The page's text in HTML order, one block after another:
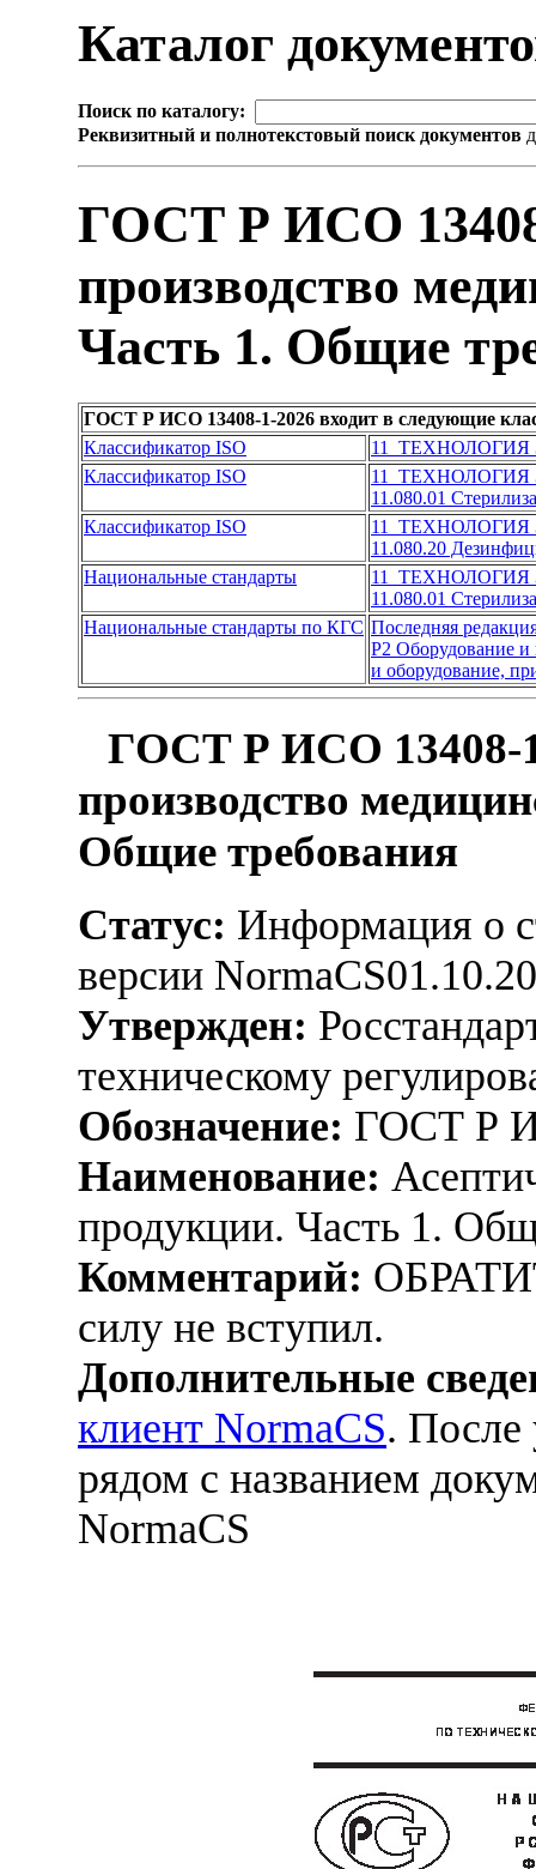
Каталог
Поиск по каталогу:
Реквизитный и полнотекстовый поиск документов
ГОСТ Р ИСО
производство
Часть 1. Общие
ГОСТ Р ИСО 13408-1-2026 входит в следующие
Классификатор ISO
11
Классификатор ISO
11
11.080.01
Классификатор ISO
11
11.080.20
Национальные стандарты
11
11.080.01
Национальные стандарты по КГС Последняя
Р2 Оборудование
и оборудование,
ГОСТ Р ИСО 13408-
производство
Общие требования
Статус: Информация о
версии
Утвержден:
техническому
Обозначение: ГОСТ Р
Наименование:
продукции. Часть 1.
Комментарий:
силу не вступил.
Дополнительные
клиент NormaCS. После
рядом с названием
NormaCS